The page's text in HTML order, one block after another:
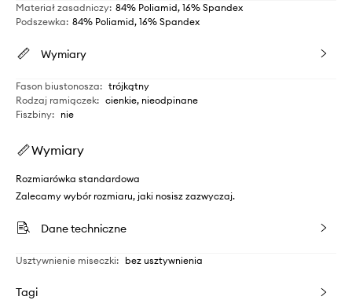
Materiał zasadniczy: 84% Poliamid, 16% Spandex
Podszewka: 84% Poliamid, 16% Spandex
Wymiary
Fason biustonosza: trójkątny
Rodzaj ramiączek: cienkie, nieodpinane
Fiszbiny: nie
Wymiary
Rozmiarówka standardowa
Zalecamy wybór rozmiaru, jaki nosisz zazwyczaj.
Dane techniczne
Usztywnienie miseczki: bez usztywnienia
Tagi